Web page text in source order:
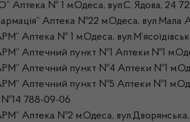
Аптека № 1 м.Одеса, вул.С. Ядова, 24
Аптека №22 м.Одеса, вул.Мала
Аптека № 1 м.Одеса,
Аптечний пункт №1 Аптеки №1
Аптечний пункт №4 Аптеки №1
Аптечний пункт №5 Аптеки №1
№14 788-09-06
Аптека №2 м.Одеса, вул.Дворянська,